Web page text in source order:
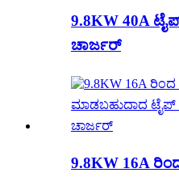
9.8KW 40A
ಚಾರ್ಜರ್
9.8KW 16A